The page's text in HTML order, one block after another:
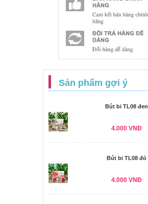
Sản phẩm gợi ý
Bút bi TL08 đen
4.000 VNĐ
Bút bi TL08 đỏ
4.000 VNĐ